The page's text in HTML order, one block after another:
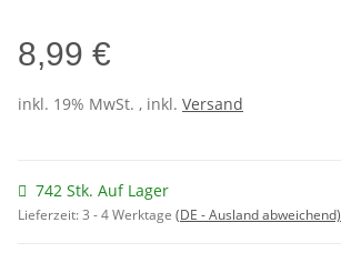
8,99 €
inkl. 19% MwSt. , inkl. Versand
742 Stk. Auf Lager
Lieferzeit:3 - 4 Werktage (DE - Ausland abweichend)